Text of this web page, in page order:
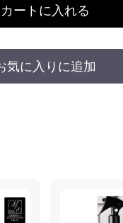
カートに入れる
気に入りに追加